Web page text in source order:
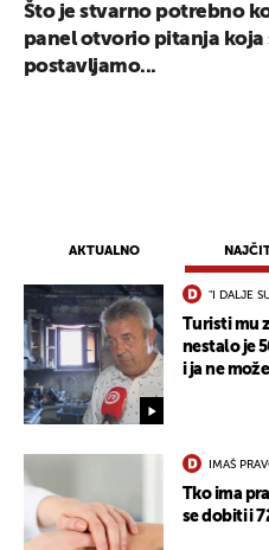
AKTUALNO
"I DALJE
Turisti mu
nestalo je
i ja ne
IMAŠ
Tko ima
se dobiti i
Što je stvarno potrebno
panel otvorio pitanja koja
postavljamo...